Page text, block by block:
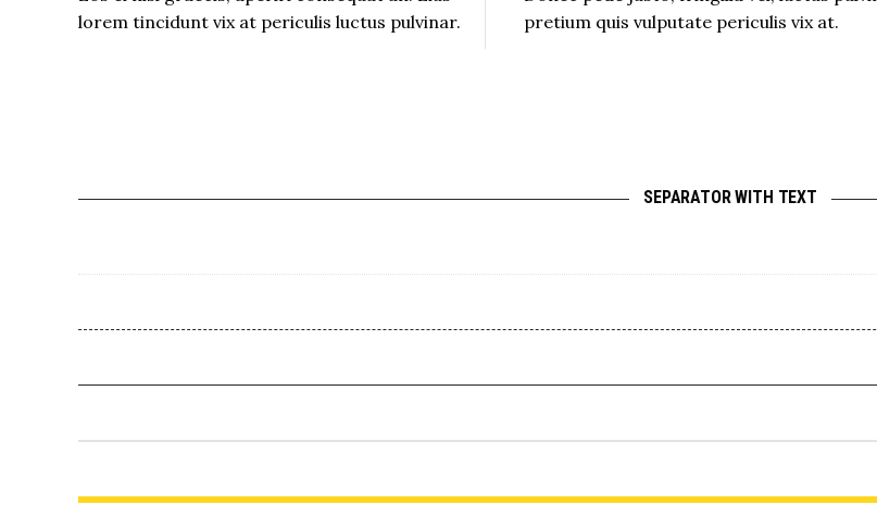
lorem tincidunt vix at periculis luctus pulvinar.
pretium quis vulputate periculis vix at.
SEPARATOR WITH TEXT